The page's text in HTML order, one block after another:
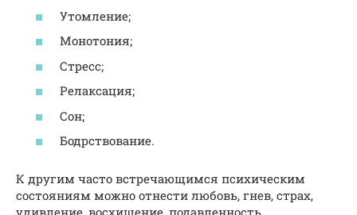
Утомление;
Монотония;
Стресс;
Релаксация;
Сон;
Бодрствование.
К другим часто встречающимся психическим
состояниям можно отнести любовь, гнев, страх,